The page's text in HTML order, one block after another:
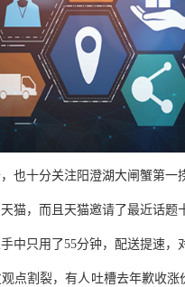
也十分关注阳澄湖大闸蟹第一
猫，而且天猫邀请了最近话题
中只用了55分钟，配送提速，
点割裂，有人吐槽去年歉收